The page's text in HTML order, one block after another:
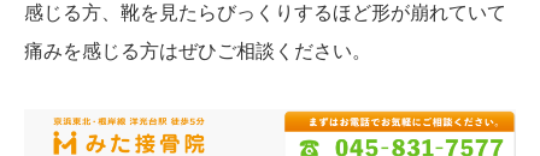
感じる方、靴を見たらびっくりするほど形が崩れていて
痛みを感じる方はぜひご相談ください。